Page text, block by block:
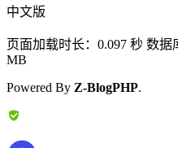
中文版
页面加载时长：0.097 秒 数
MB
Powered By Z-BlogPHP.